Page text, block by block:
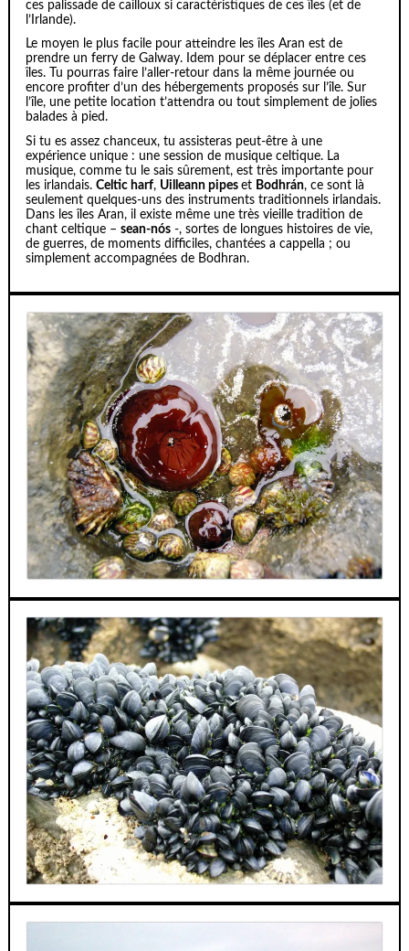
ces palissade de cailloux si caractéristiques de ces îles (et de
l’Irlande).
Le moyen le plus facile pour atteindre les îles Aran est de
prendre un ferry de Galway. Idem pour se déplacer entre ces
îles. Tu pourras faire l’aller-retour dans la même journée ou
encore profiter d’un des hébergements proposés sur l’île. Sur
l’île, une petite location t’attendra ou tout simplement de jolies
balades à pied.
Si tu es assez chanceux, tu assisteras peut-être à une
expérience unique : une session de musique celtique. La
musique, comme tu le sais sûrement, est très importante pour
les irlandais.Celtic harf, Uilleann pipeset Bodhrán, ce sont là
seulement quelques-uns des instruments traditionnels irlandais.
Dans les îles Aran, il existe même une très vieille tradition de
chant celtique –sean-nós -, sortes de longues histoires de vie,
de guerres, de moments difficiles, chantées a cappella ; ou
simplement accompagnées de Bodhran.